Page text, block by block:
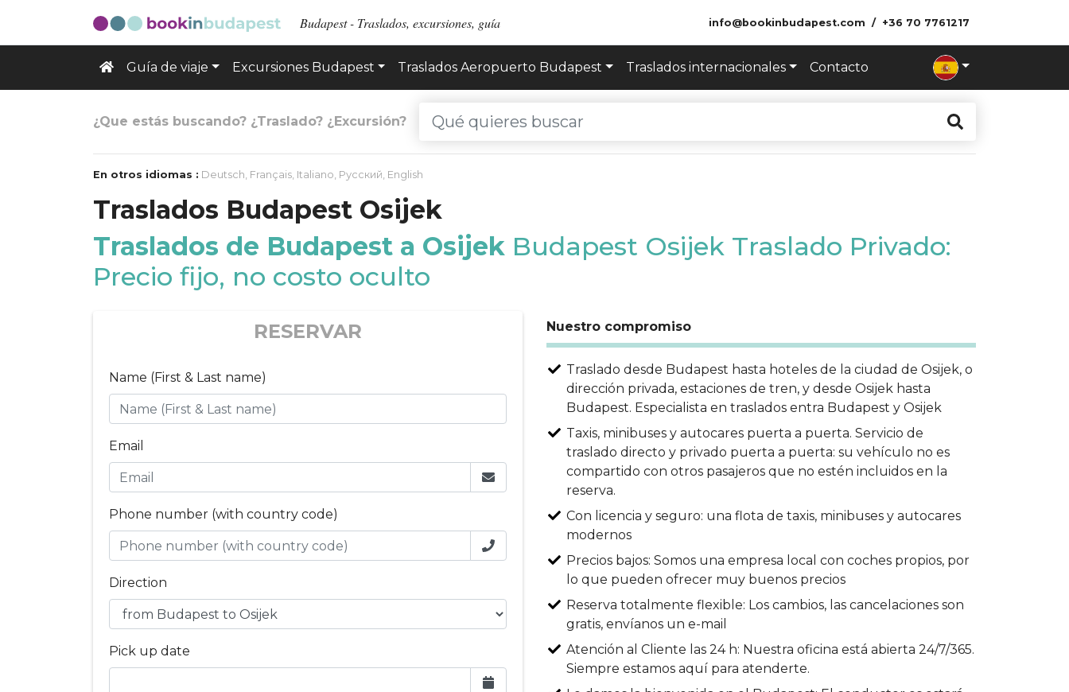
Budapest - Traslados, excursiones, guía info@bookinbudapest.com +36 70 7761217
Guía de viaje Excursiones Budapest Traslados Aeropuerto Budapest Traslados internacionales Contacto
¿Que estás buscando? ¿Traslado? ¿Excursión?
En otros idiomas : Deutsch, Français, Italiano, Русский, English
Traslados Budapest Osijek
Traslados de Budapest a Osijek Budapest Osijek Traslado Privado:
Precio fijo, no costo oculto
RESERVAR
Name (First & Last name)
Email
Phone number (with country code)
Direction
Pick up date
Nuestro compromiso
Traslado desde Budapest hasta hoteles de la ciudad de Osijek, o
dirección privada, estaciones de tren, y desde Osijek hasta
Budapest. Especialista en traslados entra Budapest y Osijek
Taxis, minibuses y autocares puerta a puerta. Servicio de
traslado directo y privado puerta a puerta: su vehículo no es
compartido con otros pasajeros que no estén incluidos en la
reserva.
Con licencia y seguro: una flota de taxis, minibuses y autocares
modernos
Precios bajos: Somos una empresa local con coches propios, por
lo que pueden ofrecer muy buenos precios
Reserva totalmente flexible: Los cambios, las cancelaciones son
gratis, envíanos un e-mail
Atención al Cliente las 24 h: Nuestra oficina está abierta 24/7/365.
Siempre estamos aquí para atenderte.